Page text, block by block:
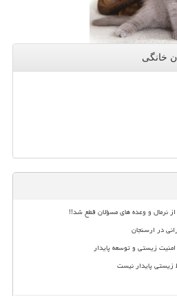
خانگی
از نرمال و وعده های مسؤلان قطع شد!!
در ارسنجان
زیستی و توسعه پایدار
زیستی پایدار نیست